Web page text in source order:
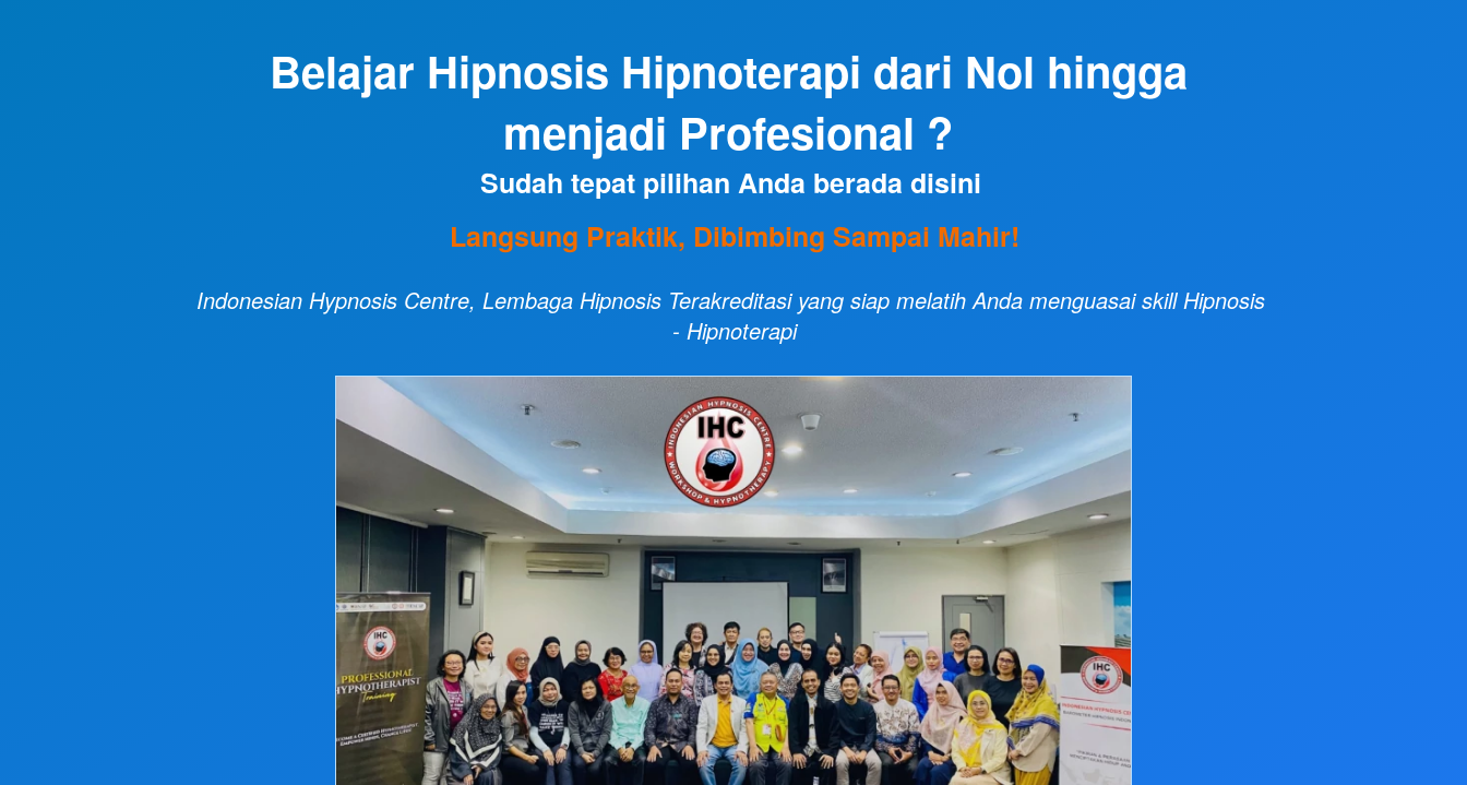
Belajar Hipnosis Hipnoterapi dari Nol hingga
menjadi Profesional ?
Sudah tepat pilihan Anda berada disini
Langsung Praktik, Dibimbing Sampai Mahir!
Indonesian Hypnosis Centre, Lembaga Hipnosis Terakreditasi yang siap melatih Anda menguasai skill Hipnosis
- Hipnoterapi